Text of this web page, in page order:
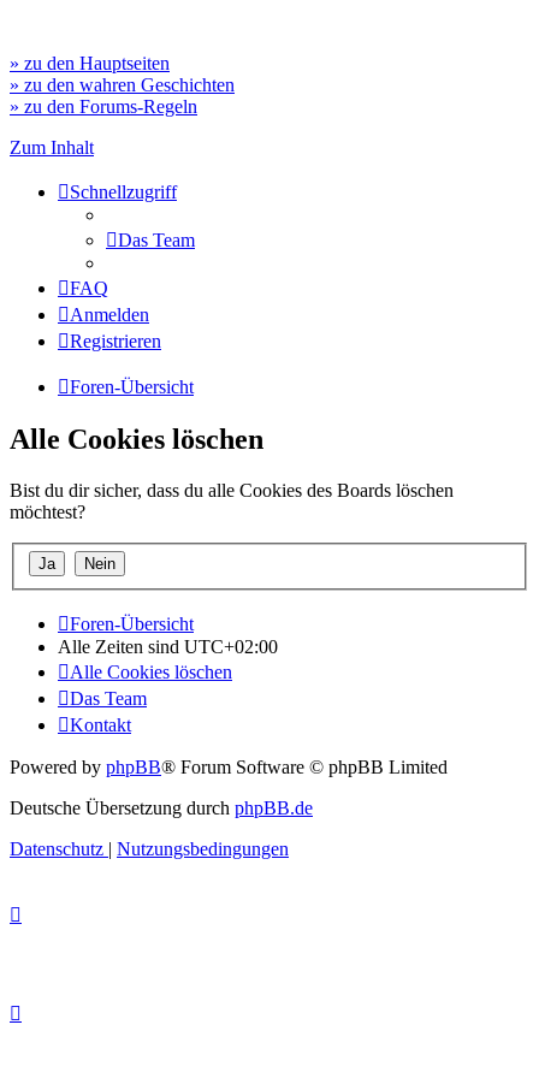
» zu den Hauptseiten
» zu den wahren Geschichten
» zu den Forums-Regeln
Zum Inhalt
Schnellzugriff
Das Team
FAQ
Anmelden
Registrieren
Foren-Übersicht
Alle Cookies löschen
Bist du dir sicher, dass du alle Cookies des Boards löschen
möchtest?
Foren-Übersicht
Alle Zeiten sind UTC+02:00
Alle Cookies löschen
Das Team
Kontakt
Powered by phpBB® Forum Software © phpBB Limited
Deutsche Übersetzung durch phpBB.de
Datenschutz | Nutzungsbedingungen